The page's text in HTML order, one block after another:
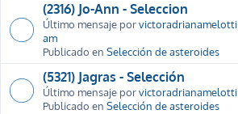
(2316) Jo-Ann - Seleccion
Último mensaje porvictoradrianamelotti
am
Publicado en Selección de asteroides
(5321) Jagras - Selección
Último mensaje porvictoradrianamelotti
Publicado en Selección de asteroides